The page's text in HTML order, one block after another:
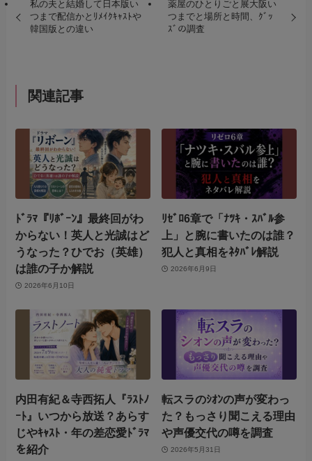
私の夫と結婚して日本版い
つまで配信かとﾘﾒｲｸｷｬｽﾄや
韓国版との違い
薬屋のひとりごと展大阪い
つまでと場所と時間、ｸﾞｯ
ｽﾞの調査
関連記事
ﾄﾞﾗﾏ『ﾘﾎﾞｰﾝ』最終回がわ
からない！英人と光誠はど
うなった？ひでお（英雄）
は誰の子か解説
2026年6月10日
ﾘｾﾞﾛ6章で「ﾅﾂｷ・ｽﾊﾞﾙ参
上」と腕に書いたのは誰？
犯人と真相をﾈﾀﾊﾞﾚ解説
2026年6月9日
内田有紀＆寺西拓人『ﾗｽﾄﾉ
ｰﾄ』いつから放送？あらす
じやｷｬｽﾄ・年の差恋愛ﾄﾞﾗﾏ
を紹介
転スラのｼｵﾝの声が変わっ
た？もっさり聞こえる理由
や声優交代の噂を調査
2026年5月31日